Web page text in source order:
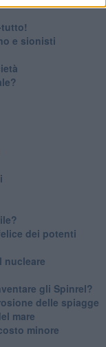
tutto!
e sionisti
dei potenti
nucleare
gli Spinrel?
delle spiagge
mare
minore